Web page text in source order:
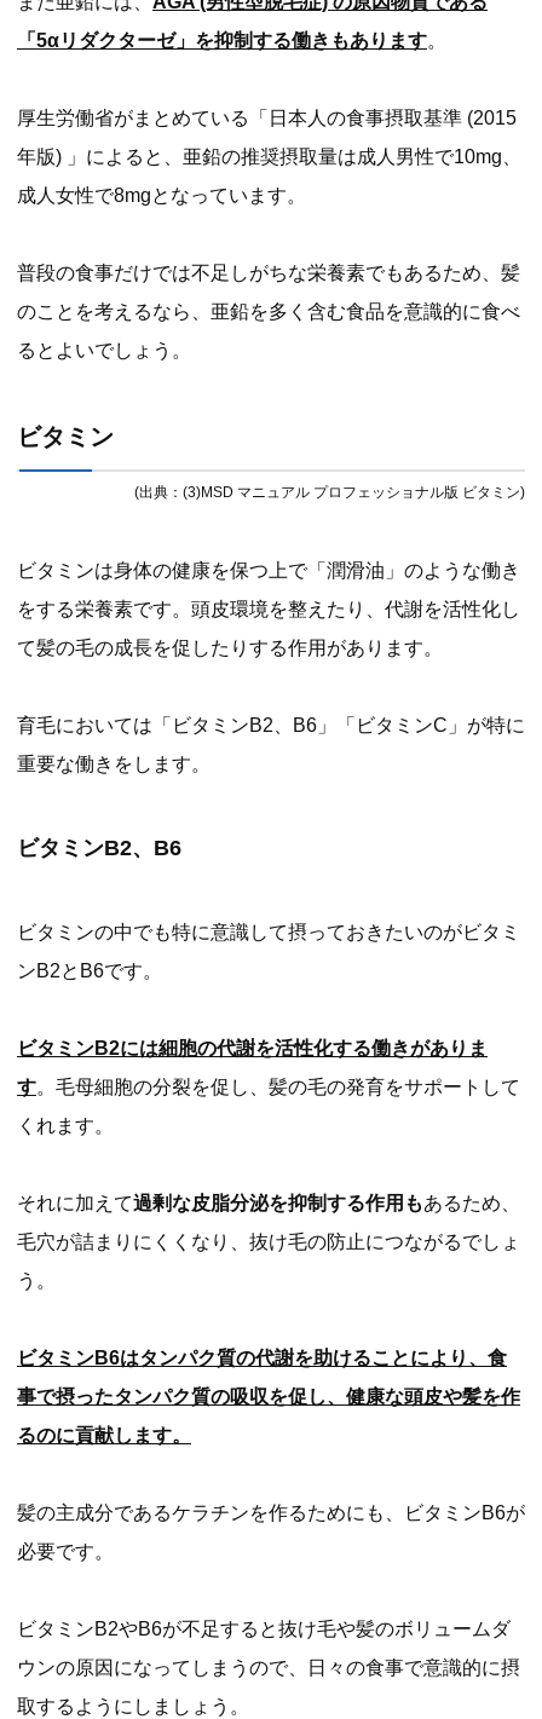
「5αリダクターゼ」を抑制する働きもあります。
厚生労働省がまとめている「日本人の食事摂取基準 (2015
年版) 」によると、亜鉛の推奨摂取量は成人男性で10mg、
成人女性で8mgとなっています。
普段の食事だけでは不足しがちな栄養素でもあるため、髪
のことを考えるなら、亜鉛を多く含む食品を意識的に食べ
るとよいでしょう。
ビタミン
(出典：(3)MSD マニュアル プロフェッショナル版 ビタミン)
ビタミンは身体の健康を保つ上で「潤滑油」のような働き
をする栄養素です。頭皮環境を整えたり、代謝を活性化し
て髪の毛の成長を促したりする作用があります。
育毛においては「ビタミンB2、B6」「ビタミンC」が特に
重要な働きをします。
ビタミンB2、B6
ビタミンの中でも特に意識して摂っておきたいのがビタミ
ンB2とB6です。
ビタミンB2には細胞の代謝を活性化する働きがありま
す。毛母細胞の分裂を促し、髪の毛の発育をサポートして
くれます。
それに加えて過剰な皮脂分泌を抑制する作用もあるため、
毛穴が詰まりにくくなり、抜け毛の防止につながるでしょ
う。
ビタミンB6はタンパク質の代謝を助けることにより、食
事で摂ったタンパク質の吸収を促し、健康な頭皮や髪を作
るのに貢献します。
髪の主成分であるケラチンを作るためにも、ビタミンB6が
必要です。
ビタミンB2やB6が不足すると抜け毛や髪のボリュームダ
ウンの原因になってしまうので、日々の食事で意識的に摂
取するようにしましょう。